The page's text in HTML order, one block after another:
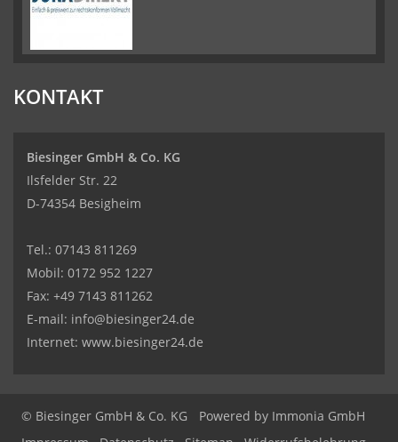
KONTAKT
Biesinger GmbH & Co. KG
Ilsfelder Str. 22
D-74354 Besigheim
Tel.: 07143 811269
Mobil: 0172 952 1227
Fax: +49 7143 811262
E-mail: info@biesinger24.de
Internet: www.biesinger24.de
© Biesinger GmbH & Co. KG Powered by Immonia GmbH